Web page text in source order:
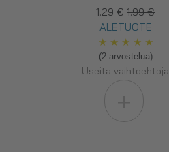
1.29 € 1.99 €
ALETUOTE
★ ★ ★ ★ ★
(2 arvostelua)
Useita vaihtoehtoja